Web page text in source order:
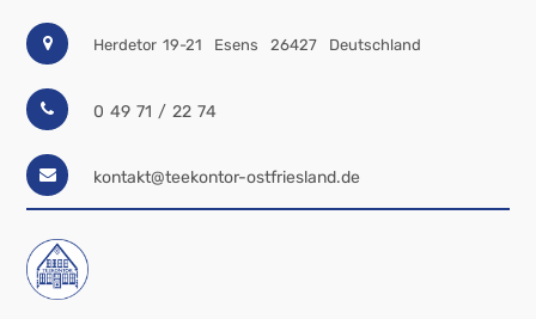
Herdetor 19-21 Esens 26427 Deutschland
0 49 71 / 22 74
kontakt@teekontor-ostfriesland.de